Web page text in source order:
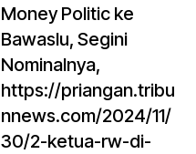
Money Politic ke
Bawaslu, Segini
Nominalnya,
https://priangan.tribu
nnews.com/2024/11/
30/2-ketua-rw-di-